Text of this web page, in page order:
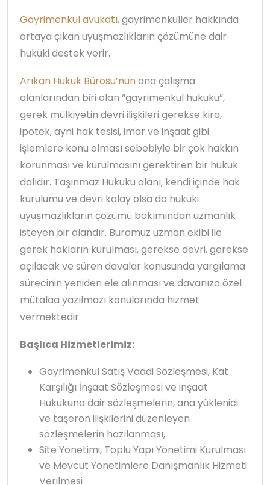
Gayrimenkul avukatı, gayrimenkuller hakkında
ortaya çıkan uyuşmazlıkların çözümüne dair
hukuki destek verir.
Arıkan Hukuk Bürosu’nun ana çalışma
alanlarından biri olan “gayrimenkul hukuku”,
gerek mülkiyetin devri ilişkileri gerekse kira,
ipotek, ayni hak tesisi, imar ve inşaat gibi
işlemlere konu olması sebebiyle bir çok hakkın
korunması ve kurulmasını gerektiren bir hukuk
dalıdır. Taşınmaz Hukuku alanı, kendi içinde hak
kurulumu ve devri kolay olsa da hukuki
uyuşmazlıkların çözümü bakımından uzmanlık
isteyen bir alandır. Büromuz uzman ekibi ile
gerek hakların kurulması, gerekse devri, gerekse
açılacak ve süren davalar konusunda yargılama
sürecinin yeniden ele alınması ve davanıza özel
mütalaa yazılmazı konularında hizmet
vermektedir.
Başlıca Hizmetlerimiz:
Gayrimenkul Satış Vaadi Sözleşmesi, Kat
Karşılığı İnşaat Sözleşmesi ve inşaat
Hukukuna dair sözleşmelerin, ana yüklenici
ve taşeron ilişkilerini düzenleyen
sözleşmelerin hazılanması,
Site Yönetimi, Toplu Yapı Yönetimi Kurulması
ve Mevcut Yönetimlere Danışmanlık Hizmeti
Verilmesi